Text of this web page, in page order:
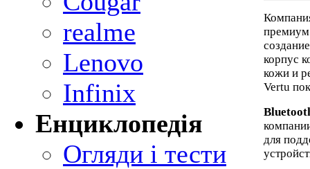
realme
Lenovo
Infinix
Енциклопедія
Огляди і тести
премиум
корпус
кожи и
Vertu
для